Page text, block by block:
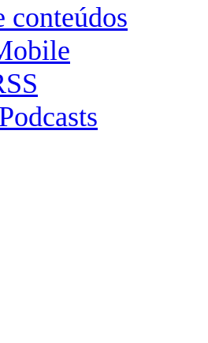
conteúdos